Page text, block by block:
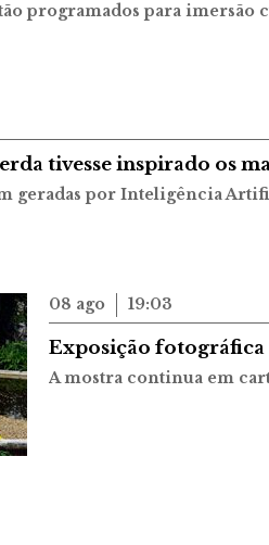
programados para imersão
tivesse inspirado os
geradas por Inteligência
08 ago 19:03
Exposição fotográfica
A mostra continua em